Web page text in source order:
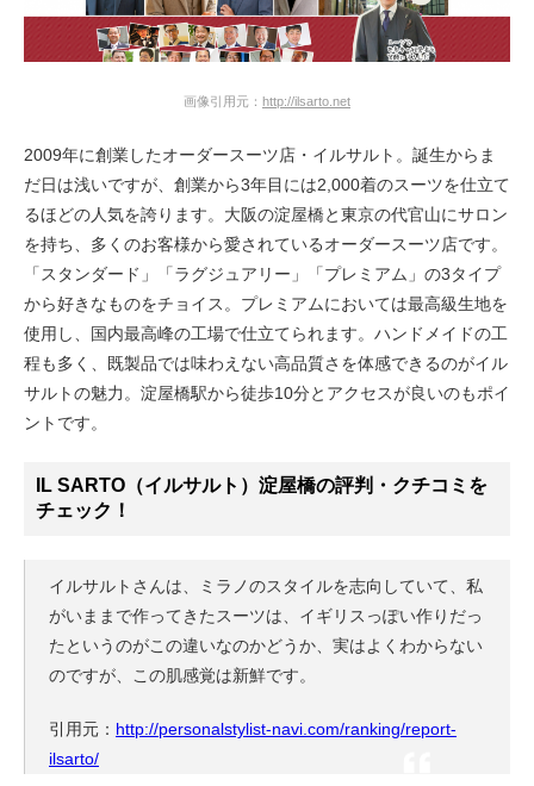
画像引用元： http://ilsarto.net
2009年に創業したオーダースーツ店・イルサルト。誕生からま
だ日は浅いですが、創業から3年目には2,000着のスーツを仕立て
るほどの人気を誇ります。大阪の淀屋橋と東京の代官山にサロン
を持ち、多くのお客様から愛されているオーダースーツ店です。
「スタンダード」「ラグジュアリー」「プレミアム」の3タイプ
から好きなものをチョイス。プレミアムにおいては最高級生地を
使用し、国内最高峰の工場で仕立てられます。ハンドメイドの工
程も多く、既製品では味わえない高品質さを体感できるのがイル
サルトの魅力。淀屋橋駅から徒歩10分とアクセスが良いのもポイ
ントです。
IL SARTO（イルサルト）淀屋橋の評判・クチコミを
チェック！
イルサルトさんは、ミラノのスタイルを志向していて、私
がいままで作ってきたスーツは、イギリスっぽい作りだっ
たというのがこの違いなのかどうか、実はよくわからない
のですが、この肌感覚は新鮮です。
引用元： http://personalstylist-navi.com/ranking/report-
ilsarto/